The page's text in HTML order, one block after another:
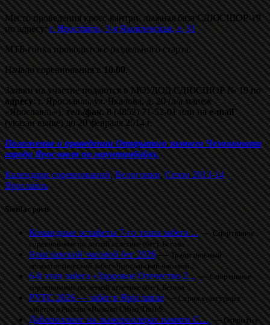
Место проведения кросс-кантри, лыжная база СДЮСШОР-19
по адресу:г. Ярославль, 3-я Яковлевская, д. 31
МТБ-гонка проводится с раздельного старта.
Начало соревнования в10.00 .
Заявки на участие подаются в МОУДОД СДЮСШОР № 19 по
адресу: г. Ярославль, ул. Чкалова, д. 20 (л/а манеж
«Ярославль»),тел./фак.8 (4852) 71-52-01 или наe-mail
(указан выше) до 20 февраля 2014 г.
Положение о проведении Открытого зимнего Чемпионата
города Ярославля по маунтинбайку.
Календари соревнований,Велогонки,Сезон 2013-14
Ярославль
Similar posts
Командные эстафеты 7-го этапа забега ...—Спортивное
соревнование по легкой атлетике (бег). Бегова...
Ярославский часовой бег 2026—Традиционный
легкоатлетический забег«Ярославский часовой...
6-й этап забега «Здоровое Отечество 2...—Спортивное
соревнование по легкой атлетике (бег). Бегова...
РУТС 2026 — забег в Ярославле—Серия культурных
забегов в России «Russian Urban Trail S...
Даблполлинг на лыжероллерах памяти С....—Открытые